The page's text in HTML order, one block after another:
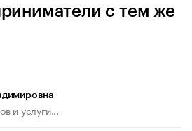
с тем же
и услуги...